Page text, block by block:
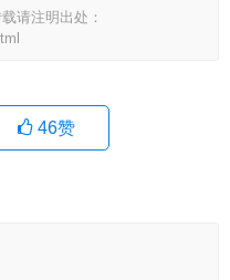
请注明出处：
46赞